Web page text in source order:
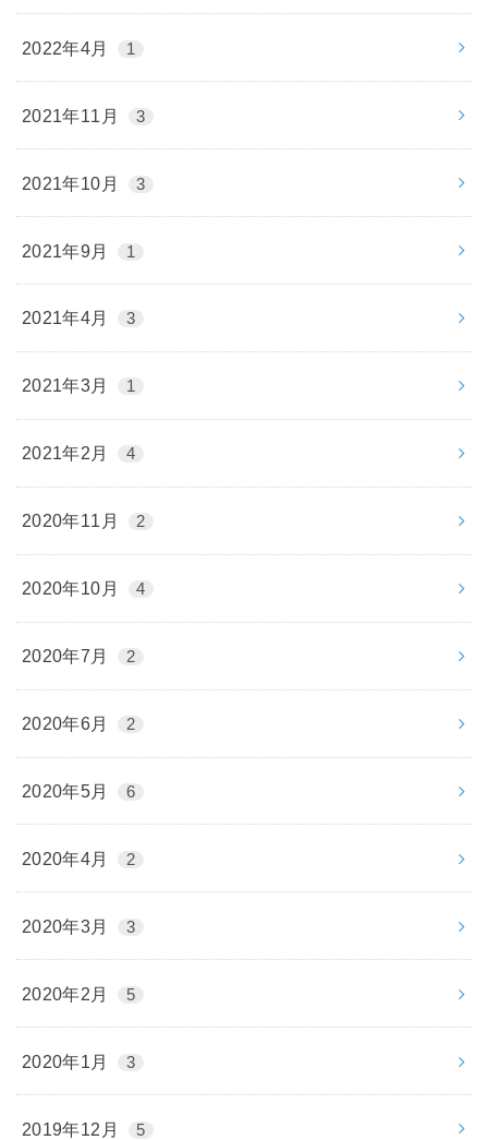
2022年4月 1
2021年11月 3
2021年10月 3
2021年9月 1
2021年4月 3
2021年3月 1
2021年2月 4
2020年11月 2
2020年10月 4
2020年7月 2
2020年6月 2
2020年5月 6
2020年4月 2
2020年3月 3
2020年2月 5
2020年1月 3
2019年12月 5